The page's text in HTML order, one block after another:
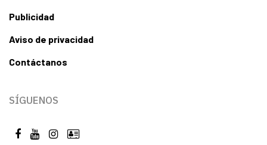
Publicidad
Aviso de privacidad
Contáctanos
SÍGUENOS